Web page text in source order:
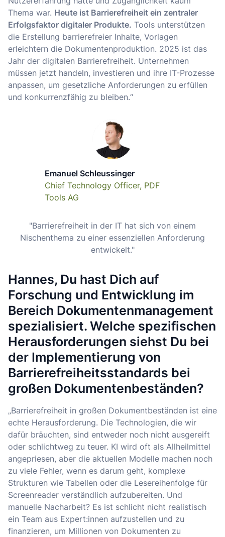
Thema war. Heute ist Barrierefreiheit ein zentraler
Erfolgsfaktor digitaler Produkte. Tools unterstützen
die Erstellung barrierefreier Inhalte, Vorlagen
erleichtern die Dokumentenproduktion. 2025 ist das
Jahr der digitalen Barrierefreiheit. Unternehmen
müssen jetzt handeln, investieren und ihre IT-Prozesse
anpassen, um gesetzliche Anforderungen zu erfüllen
und konkurrenzfähig zu bleiben.“
Emanuel Schleussinger
Chief Technology Officer, PDF
Tools AG
"Barrierefreiheit in der IT hat sich von einem
Nischenthema zu einer essenziellen Anforderung
entwickelt."
Hannes, Du hast Dich auf
Forschung und Entwicklung im
Bereich Dokumentenmanagement
spezialisiert. Welche spezifischen
Herausforderungen siehst Du bei
der Implementierung von
Barrierefreiheitsstandards bei
großen Dokumentenbeständen?
„Barrierefreiheit in großen Dokumentbeständen ist eine
echte Herausforderung. Die Technologien, die wir
dafür bräuchten, sind entweder noch nicht ausgereift
oder schlichtweg zu teuer. KI wird oft als Allheilmittel
angepriesen, aber die aktuellen Modelle machen noch
zu viele Fehler, wenn es darum geht, komplexe
Strukturen wie Tabellen oder die Lesereihenfolge für
Screenreader verständlich aufzubereiten. Und
manuelle Nacharbeit? Es ist schlicht nicht realistisch
ein Team aus Expert:innen aufzustellen und zu
finanzieren, um Millionen von Dokumenten zu